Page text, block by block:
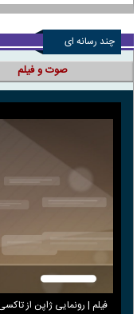
چند رسانه ای
صوت و فیلم
فیلم | رونمایی ژاپن از